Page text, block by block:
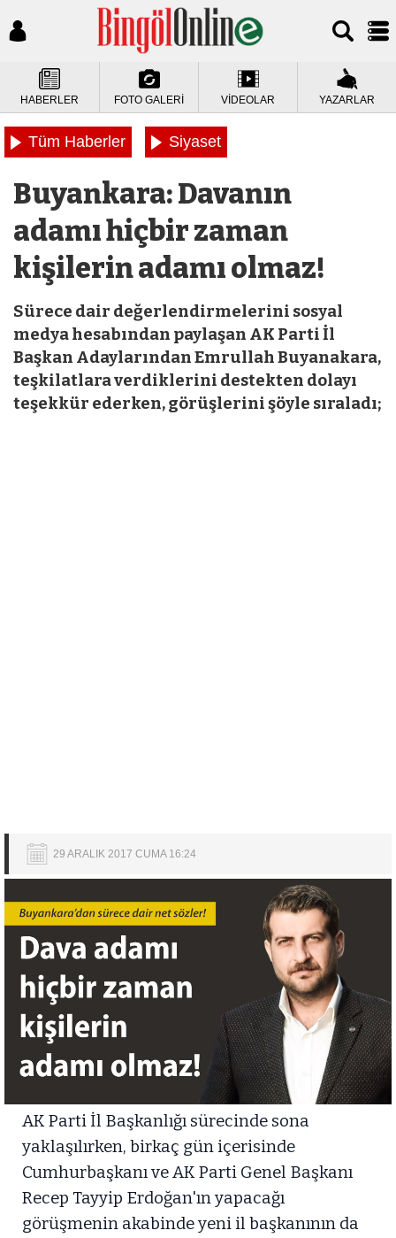
HABERLER FOTO GALERİ VİDEOLAR YAZARLAR
Tüm Haberler Siyaset
Buyankara: Davanın
adamı hiçbir zaman
kişilerin adamı olmaz!
Sürece dair değerlendirmelerini sosyal
medya hesabından paylaşan AK Parti İl
Başkan Adaylarından Emrullah Buyanakara,
teşkilatlara verdiklerini destekten dolayı
teşekkür ederken, görüşlerini şöyle sıraladı;
29 ARALIK 2017 CUMA 16:24
AK Parti İl Başkanlığı sürecinde sona
yaklaşılırken, birkaç gün içerisinde
Cumhurbaşkanı ve AK Parti Genel Başkanı
Recep Tayyip Erdoğan'ın yapacağı
görüşmenin akabinde yeni il başkanının da